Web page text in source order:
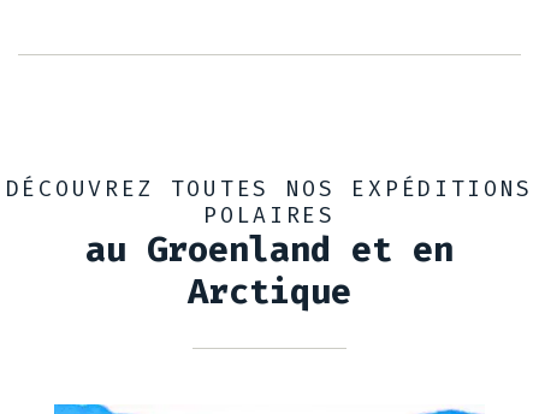
DÉCOUVREZ TOUTES NOS EXPÉDITIONS
POLAIRES
au Groenland et en
Arctique